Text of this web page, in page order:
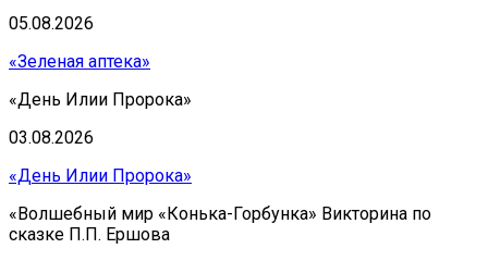
05.08.2026
«Зеленая аптека»
«День Илии Пророка»
03.08.2026
«День Илии Пророка»
«Волшебный мир «Конька-Горбунка» Викторина по
сказке П.П. Ершова